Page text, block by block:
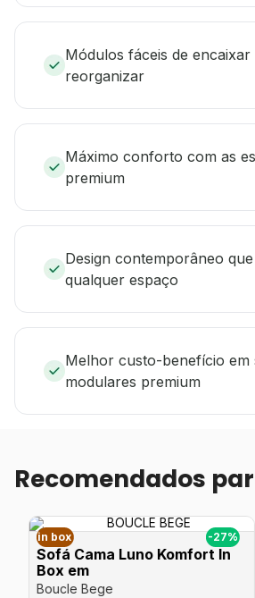
Módulos fáceis de encaixar
reorganizar
Máximo conforto com as
premium
Design contemporâneo
qualquer espaço
Melhor custo-benefício em
modulares premium
Recomendados
in box -27%
Sofá Cama Luno Komfort In
Box em
Boucle Bege